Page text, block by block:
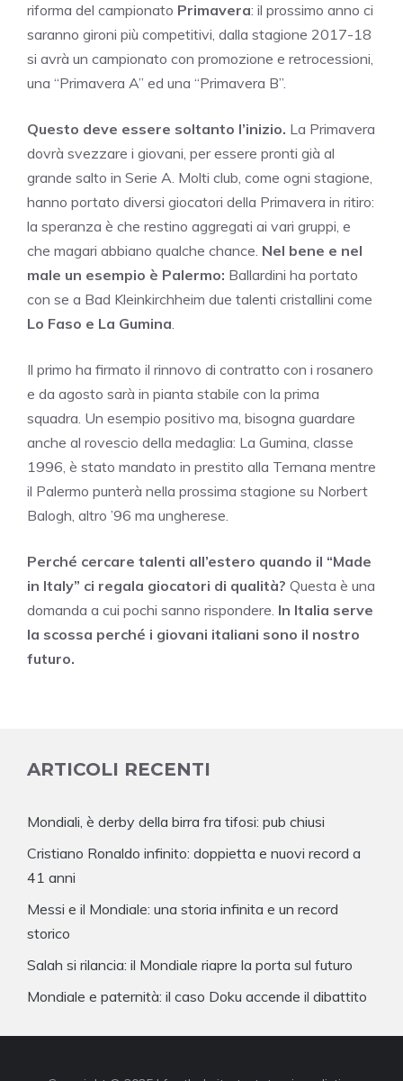
riforma del campionato Primavera: il prossimo anno ci
saranno gironi più competitivi, dalla stagione 2017-18
si avrà un campionato con promozione e retrocessioni,
una “Primavera A” ed una “Primavera B”.
Questo deve essere soltanto l’inizio. La Primavera
dovrà svezzare i giovani, per essere pronti già al
grande salto in Serie A. Molti club, come ogni stagione,
hanno portato diversi giocatori della Primavera in ritiro:
la speranza è che restino aggregati ai vari gruppi, e
che magari abbiano qualche chance. Nel bene e nel
male un esempio è Palermo: Ballardini ha portato
con se a Bad Kleinkirchheim due talenti cristallini come
Lo Faso e La Gumina.
Il primo ha firmato il rinnovo di contratto con i rosanero
e da agosto sarà in pianta stabile con la prima
squadra. Un esempio positivo ma, bisogna guardare
anche al rovescio della medaglia: La Gumina, classe
1996, è stato mandato in prestito alla Ternana mentre
il Palermo punterà nella prossima stagione su Norbert
Balogh, altro ’96 ma ungherese.
Perché cercare talenti all’estero quando il “Made
in Italy” ci regala giocatori di qualità? Questa è una
domanda a cui pochi sanno rispondere. In Italia serve
la scossa perché i giovani italiani sono il nostro
futuro.
ARTICOLI RECENTI
Mondiali, è derby della birra fra tifosi: pub chiusi
Cristiano Ronaldo infinito: doppietta e nuovi record a
41 anni
Messi e il Mondiale: una storia infinita e un record
storico
Salah si rilancia: il Mondiale riapre la porta sul futuro
Mondiale e paternità: il caso Doku accende il dibattito